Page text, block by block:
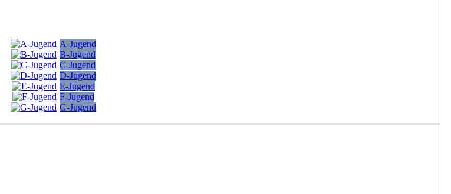
A-Jugend
B-Jugend
C-Jugend
D-Jugend
E-Jugend
F-Jugend
G-Jugend